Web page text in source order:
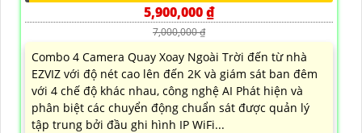
5,900,000 ₫
7,000,000 ₫
Combo 4 Camera Quay Xoay Ngoài Trời đến từ nhà
EZVIZ với độ nét cao lên đến 2K và giám sát ban đêm
với 4 chế độ khác nhau, công nghệ AI Phát hiện và
phân biệt các chuyển động chuẩn sát được quản lý
tập trung bởi đầu ghi hình IP WiFi...